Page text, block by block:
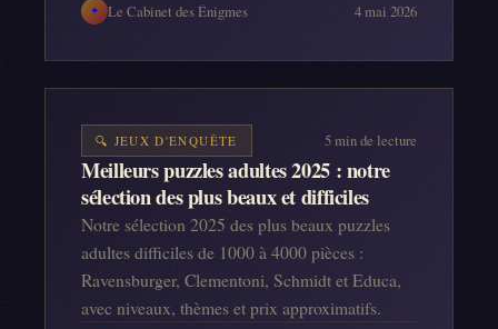
✦ Le Cabinet des Énigmes 4 mai 2026
🔍 JEUX D'ENQUÊTE 5min de lecture
Meilleurs puzzles adultes 2025 : notre
sélection des plus beaux et difficiles
Notre sélection 2025 des plus beaux puzzles
adultes difficiles de 1000 à 4000 pièces :
Ravensburger, Clementoni, Schmidt et Educa,
avec niveaux, thèmes et prix approximatifs.